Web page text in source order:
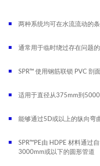
两种系统均可在水流流动的
通常用于临时绕过存在问题
SPR™使用钢筋联锁 PVC 剖
适用于直径从375mm到
能够通过5D或以上的纵向弯
SPR™PE由 HDPE 材料通过
3000mm或以下的圆形管道